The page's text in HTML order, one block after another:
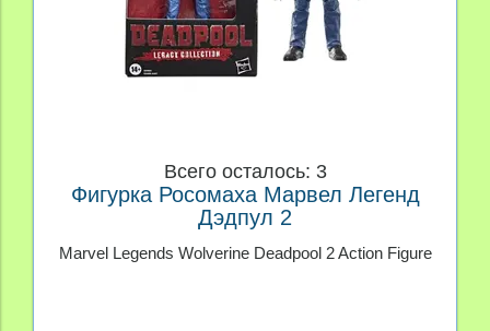
Всего осталось: 3
Фигурка Росомаха Марвел Легенд
Дэдпул 2
Marvel Legends Wolverine Deadpool 2 Action Figure